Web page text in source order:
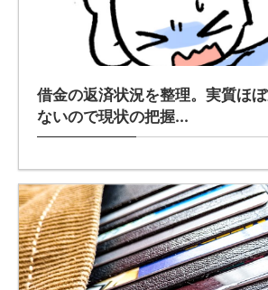
借金の返済状況を整理。実質ほ
ないので現状の把握...